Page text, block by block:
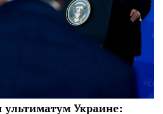
Украине: